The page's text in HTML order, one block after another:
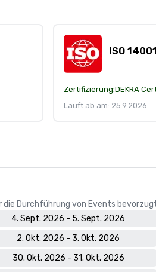
ISO
Zertifizierung:DEKRA
Läuft ab am: 25.9.2026
Durchführung von Events
4. Sept. 2026 - 5. Sept. 2026
2. Okt. 2026 - 3. Okt. 2026
30. Okt. 2026 - 31. Okt. 2026